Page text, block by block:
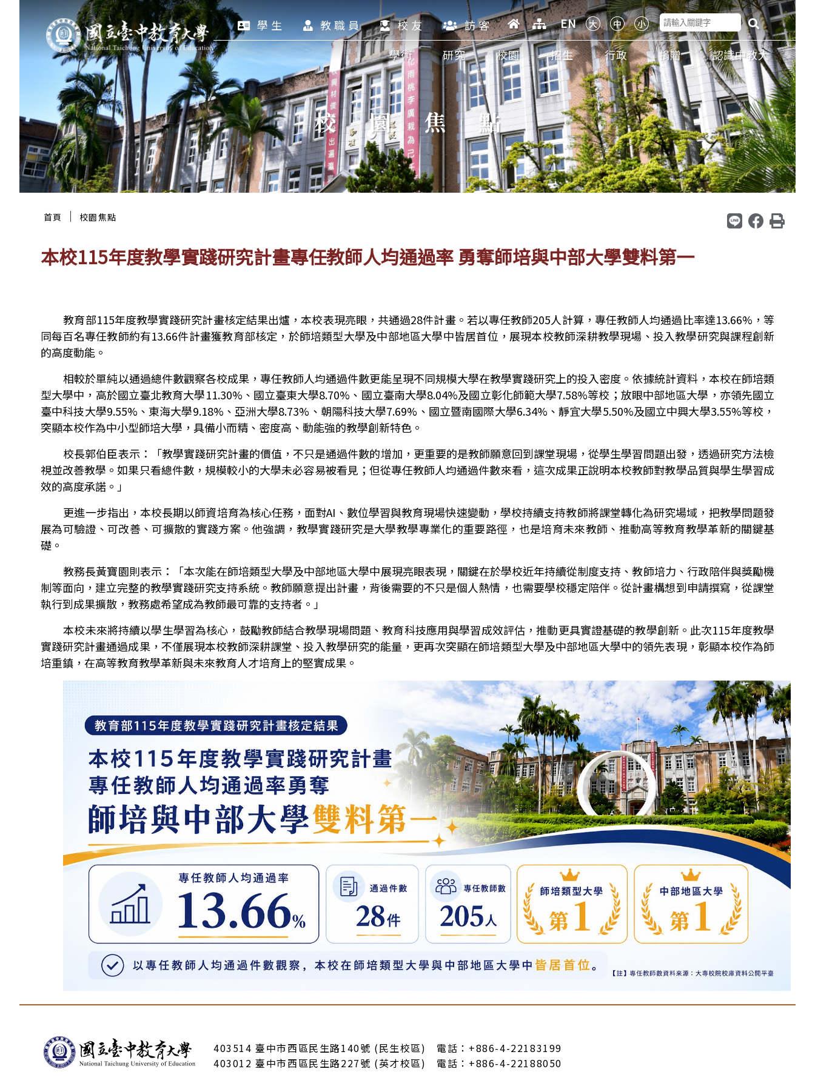
跳
至
主
塊
:::
學生
教職員 校友 訪客
EN
學術
研究 校園 招生 行政 捐贈 認識中教大
校園焦點
首頁 ｜ 校園焦點
本校115年度教學實踐研究計畫專任教師人均通過率 勇奪師培與中部大學雙料第一
教育部115年度教學實踐研究計畫核定結果出爐，本校表現亮眼，共通過28件計畫。若以專任教師205人計算，專任教師人均通過比率達13.66% ，等
同每百名專任教師約有13.66件計畫獲教育部核定，於師培類型大學及中部地區大學中皆居首位，展現本校教師深耕教學現場、投入教學研究與課程創新
的高度動能。
相較於單純以通過總件數觀察各校成果，專任教師人均通過件數更能呈現不同規模大學在教學實踐研究上的投入密度。依據統計資料，本校在師培類
型大學中，高於國立臺北教育大學11.30% 、國立臺東大學8.70% 、國立臺南大學8.04%及國立彰化師範大學7.58%等校；放眼中部地區大學，亦領先國立
臺中科技大學9.55% 、東海大學9.18% 、亞洲大學8.73% 、朝陽科技大學7.69% 、國立暨南國際大學6.34% 、靜宜大學5.50%及國立中興大學3.55%等校，
突顯本校作為中小型師培大學，具備小而精、密度高、動能強的教學創新特色。
校長郭伯臣表示：「教學實踐研究計畫的價值，不只是通過件數的增加，更重要的是教師願意回到課堂現場，從學生學習問題出發，透過研究方法檢
視並改善教學。如果只看總件數，規模較小的大學未必容易被看見；但從專任教師人均通過件數來看，這次成果正說明本校教師對教學品質與學生學習成
效的高度承諾。」
更進一步指出，本校長期以師資培育為核心任務，面對AI 、數位學習與教育現場快速變動，學校持續支持教師將課堂轉化為研究場域，把教學問題發
展為可驗證、可改善、可擴散的實踐方案。他強調，教學實踐研究是大學教學專業化的重要路徑，也是培育未來教師、推動高等教育教學革新的關鍵基
礎。
教務長黃寶園則表示：「本次能在師培類型大學及中部地區大學中展現亮眼表現，關鍵在於學校近年持續從制度支持、教師培力、行政陪伴與獎勵機
制等面向，建立完整的教學實踐研究支持系統。教師願意提出計畫，背後需要的不只是個人熱情，也需要學校穩定陪伴。從計畫構想到申請撰寫，從課堂
執行到成果擴散，教務處希望成為教師最可靠的支持者。」
本校未來將持續以學生學習為核心，鼓勵教師結合教學現場問題、教育科技應用與學習成效評估，推動更具實證基礎的教學創新。此次115年度教學
實踐研究計畫通過成果，不僅展現本校教師深耕課堂、投入教學研究的能量，更再次突顯在師培類型大學及中部地區大學中的領先表現，彰顯本校作為師
培重鎮，在高等教育教學革新與未來教育人才培育上的堅實成果。
403514 臺中市西區民生路140號 (民生校區) 電話：+886-4-22183199
403012 臺中市西區民生路227號 (英才校區) 電話：+886-4-22188050